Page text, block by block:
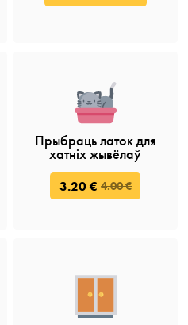
Прыбраць латок для
хатніх жывёлаў
3.20 € 4.00 €